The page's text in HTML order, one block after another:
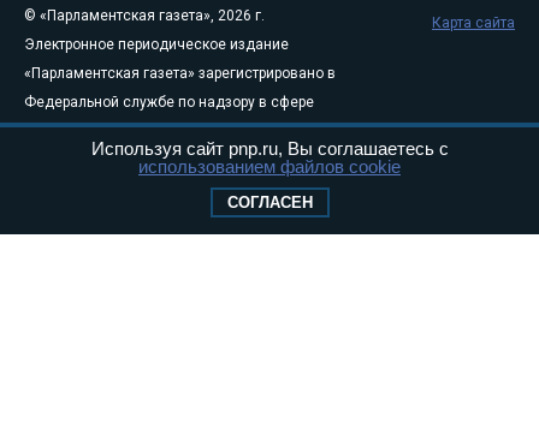
© «Парламентская газета», 2026 г.
Электронное периодическое издание
«Парламентская газета» зарегистрировано в
Федеральной службе по надзору в сфере
связи, информационных технологий и
массовых коммуникаций (Роскомнадзор) 05
Свидетельство о регистрации Эл № ФС77-
Карта сайта
Используя сайт pnp.ru, Вы соглашаетесь с
использованием файлов cookie
СОГЛАСЕН